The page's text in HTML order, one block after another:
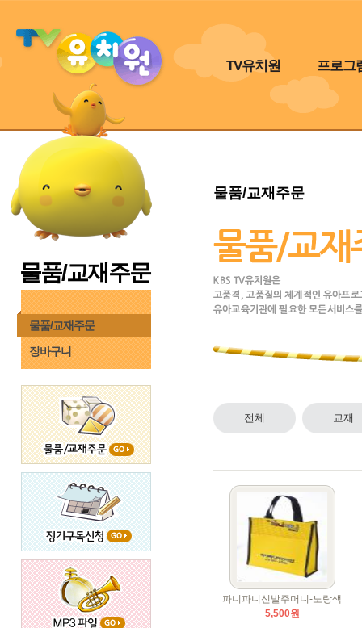
TV유치원 프로그
물품/교재주문
물품/교재주문
장바구니
물품/교재주문
전체 교재
파니파니신발주머니-노랑색
5,500원